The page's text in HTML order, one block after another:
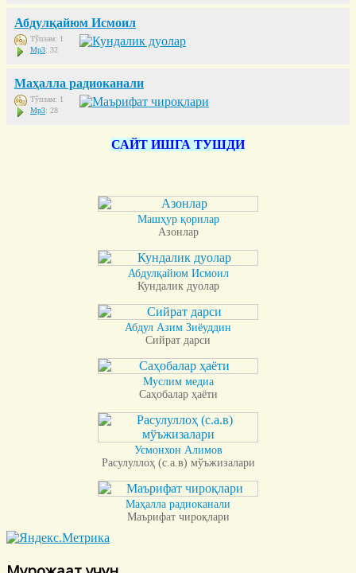
Абдулқайюм Исмоил
Тўплам: 1
Mp3: 32
Маҳалла радиоканали
Тўплам: 1
Mp3: 28
САЙТ ИШГА ТУШДИ
Машҳур қорилар
Азонлар
Абдулқайюм Исмоил
Кундалик дуолар
Абдул Азим Зиёуддин
Сийрат дарси
Муслим медиа
Саҳобалар ҳаёти
Усмонхон Алимов
Расулуллоҳ (с.а.в) мўъжизалари
Маҳалла радиоканали
Маърифат чироқлари